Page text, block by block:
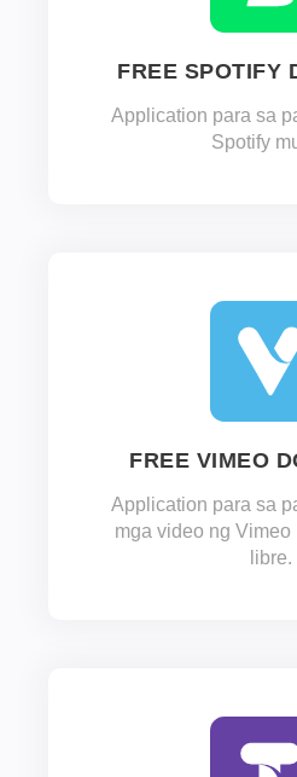
FREE SPOTIFY
Application para sa
Spotify
FREE VIMEO
Application para sa
mga video ng
libre.